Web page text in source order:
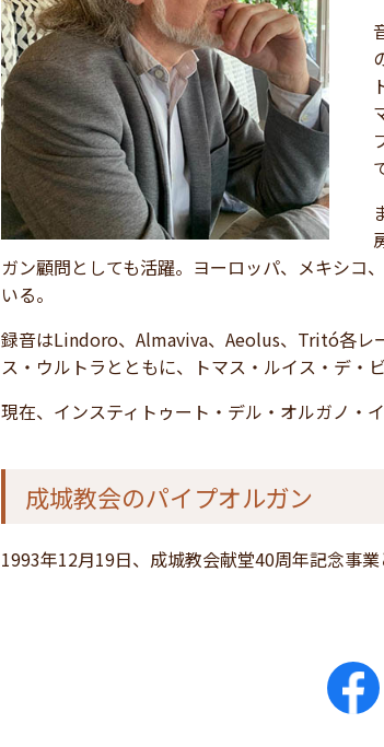
ガン顧問としても活躍。ヨーロッパ、メキシコ
いる。
録音はLindoro、Almaviva、Aeolus、Tritó各レ
ス・ウルトラとともに、トマス・ルイス・デ・
現在、インスティトゥート・デル・オルガノ
成城教会のパイプオルガン
1993年12月19日、成城教会献堂40周年記念事